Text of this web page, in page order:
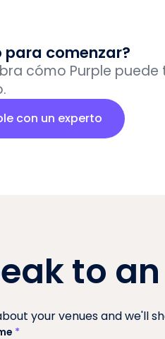
para comenzar?
cómo Purple
con un experto
to
your venues and we'll
*